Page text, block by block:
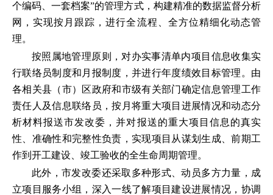
个编码、一套档案”的管理方式，构建精准的数据监督分析
网，实现按月跟踪，进行全流程、全方位精细化动态管
理。
按照属地管理原则，对办实事清单内项目信息收集实
行联络员制度和月报制度，并进行年度绩效目标管理。由
各相关县（市）区政府和市级有关部门确定信息管理工作
责任人及信息联络员，按月将重大项目进展情况和动态分
析材料报送市发改委，并对报送的重大项目信息的真实
性、准确性和完整性负责，实现项目从谋划生成、前期工
作到开工建设、竣工验收的全生命周期管理。
此外，市发改委还采取多种形式、动员多方力量，成
立项目服务小组，深入一线了解项目建设进展情况，协调